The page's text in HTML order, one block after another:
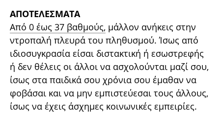
ΑΠΟΤΕΛΕΣΜΑΤΑ
Από 0 έως 37 βαθμούς, μάλλον ανήκεις στην
ντροπαλή πλευρά του πληθυσμού. Ίσως από
ιδιοσυγκρασία είσαι διστακτική ή εσωστρεφής
ή δεν θέλεις οι άλλοι να ασχολούνται μαζί σου,
ίσως στα παιδικά σου χρόνια σου έμαθαν να
φοβάσαι και να μην εμπιστεύεσαι τους άλλους,
ίσως να έχεις άσχημες κοινωνικές εμπειρίες.